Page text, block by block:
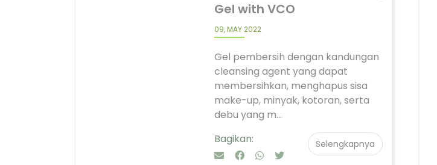
Gel with VCO
09, MAY 2022
Gel pembersih dengan kandungan
cleansing agent yang dapat
membersihkan, menghapus sisa
make-up, minyak, kotoran, serta
debu yang m...
Bagikan:
Selengkapnya